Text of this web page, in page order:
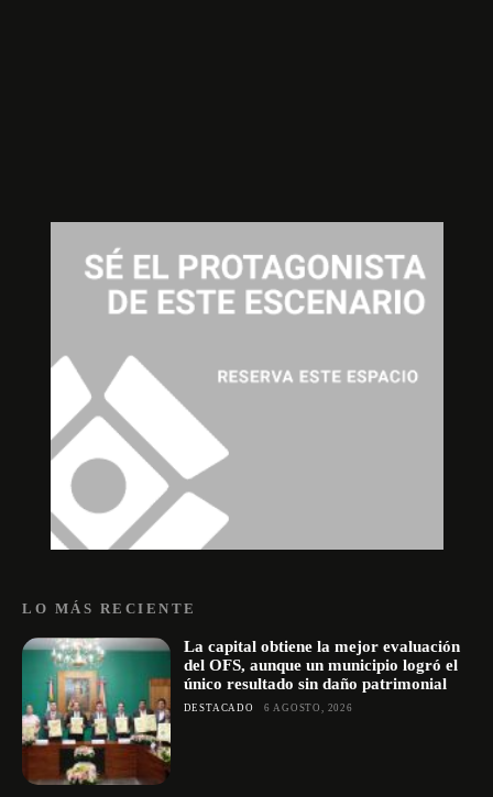
LO MÁS RECIENTE
La capital obtiene la mejor evaluación
del OFS, aunque un municipio logró el
único resultado sin daño patrimonial
DESTACADO 6 AGOSTO, 2026